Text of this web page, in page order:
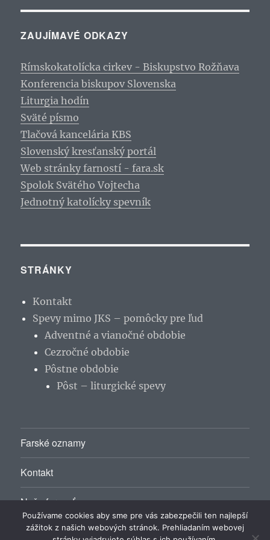
ZAUJÍMAVÉ ODKAZY
Rímskokatolícka cirkev - Biskupstvo Rožňava
Konferencia biskupov Slovenska
Liturgia hodín
Sväté písmo
Tlačová kancelária KBS
Slovenský kresťanský portál
Web stránky farností - fara.sk
Spolok Svätého Vojtecha
Jednotný katolícky spevník
STRÁNKY
Kontakt
Spevy mimo JKS – pomôcky pre ľud
Adventné a vianočné obdobie
Cezročné obdobie
Pôstne obdobie
Pôst – liturgické spevy
Farské oznamy
Kontakt
Naša farnosť
Používame cookies aby sme pre vás zabezpečili ten najlepší
zážitok z našich webových stránok. Prehliadaním webovej